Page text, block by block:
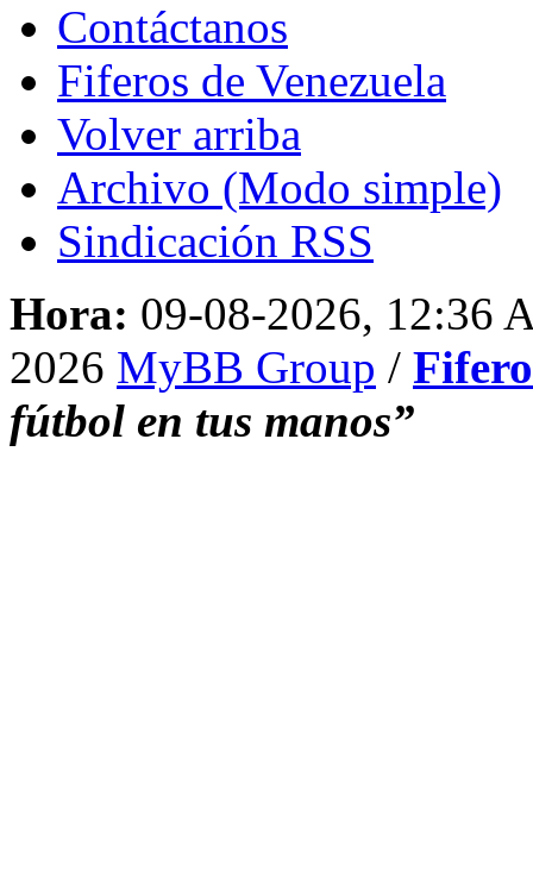
Contáctanos
Fiferos de Venezuela
Volver arriba
Archivo (Modo simple)
Sindicación RSS
Hora: 09-08-2026, 12:36
2026 MyBB Group /
fútbol en tus manos”